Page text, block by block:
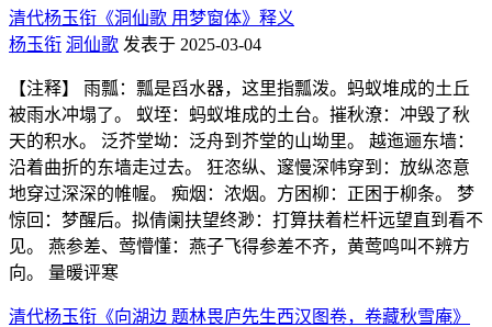
清代杨玉衔《洞仙歌 用梦窗体》释义
杨玉衔 洞仙歌 发表于 2025-03-04
【注释】 雨瓢：瓢是舀水器，这里指瓢泼。蚂蚁堆成的土丘
被雨水冲塌了。 蚁垤：蚂蚁堆成的土台。摧秋潦：冲毁了秋
天的积水。 泛芥堂坳：泛舟到芥堂的山坳里。 越迤逦东墙：
沿着曲折的东墙走过去。 狂恣纵、邃慢深帏穿到：放纵恣意
地穿过深深的帷幄。 痴烟：浓烟。方困柳：正困于柳条。 梦
惊回：梦醒后。拟倩阑扶望终渺：打算扶着栏杆远望直到看不
见。 燕参差、莺懵懂：燕子飞得参差不齐，黄莺鸣叫不辨方
向。 量暖评寒
清代杨玉衔《向湖边 题林畏庐先生西汉图卷，卷藏秋雪庵》